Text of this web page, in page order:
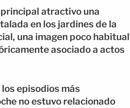
atractivo una
en los jardines de la
una imagen poco habitual
asociado a actos
episodios más
no estuvo relacionado